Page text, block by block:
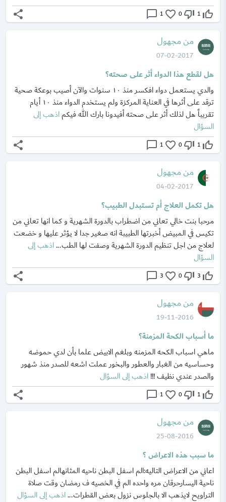
thumb_up_off_alt
1
thumb_down_off_alt
0
favorite_border
1
chat_bubble_outline
share
من مجهول
07-02-2017
هل لقطع هذا الدواء أثر على صحته؟
والدي يستعمل دواء افكسر منذ ١٠ سنوات والآن أصيب بوعكة صحية
ترقد على أثرها في العناية المركزة ولم يستخدم الدواء منذ ١٠ أيام
تقريباً هل لذلك أثر على صحته أفيدونا بارك الله فيكماذهب إلى
السؤال
thumb_up_off_alt
1
thumb_down_off_alt
0
favorite_border
1
chat_bubble_outline
share
من مجهول
04-02-2017
هل تكمل العلاج أم تستبدل الطبيب؟
مرحبا بنت خالي تعاني من اضطراب بالدورة الشهرية و كما انها تعاني من
تكيس في المبيض أخبرتها الطبيبة انه صغير جدا لا يؤثر عليها و خضعت
لعلاج من اجل تنظيم الدورة الشهرية وصفت لها الطب...اذهب إلى
السؤال
thumb_up_off_alt
3
thumb_down_off_alt
0
favorite_border
3
chat_bubble_outline
share
من مجهول
19-11-2016
ما أسباب الكحة المزمنة؟
ماهي اسباب الكحه المزمنه وبلغم الابيض علما بأن لدي حموضه
وحساسيه من الغبار والعطور والبخور عملت اشعه للصدر منذ شهور
والصدر عندي نظيف !!!اذهب إلى السؤال
thumb_up_off_alt
1
thumb_down_off_alt
0
favorite_border
1
chat_bubble_outline
share
من مجهول
25-08-2016
ما سبب هذه الاعراض ؟
اعاني من الاعراض التاليه:الم اسفل البطن ناحيه المثانهالم اسفل البطن
ناحية اليسارحرقان مره واحده الم في الخصيه ف رمضان وقت صلاة
التراويح لايذهب الا بالجلوس نزول بعض القطرات...اذهب إلى السؤال